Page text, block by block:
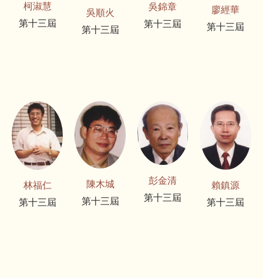
柯淑慧
第十三屆
吳順火
第十三屆
吳錦章
第十三屆
廖經華
第十三屆
林福仁
第十三屆
陳木城
第十三屆
彭金清
第十三屆
賴鎮源
第十三屆